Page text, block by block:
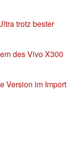
trotz bester
des Vivo X300
Version im Import